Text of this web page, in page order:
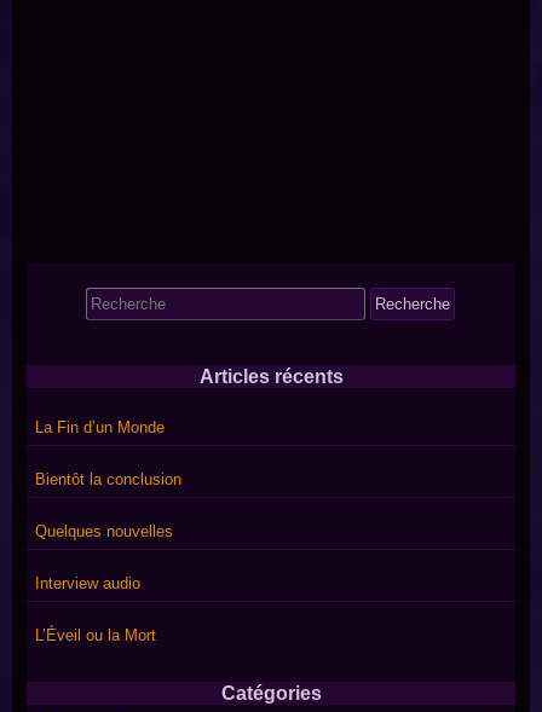
Search
for:
Articles récents
La Fin d’un Monde
Bientôt la conclusion
Quelques nouvelles
Interview audio
L’Éveil ou la Mort
Catégories